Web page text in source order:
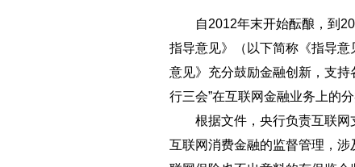
自2012年末开始酝酿，到
指导意见》（以下简称《指导
意见》充分鼓励金融创新，支
行三会”在互联网金融业务上的分
根据文件，央行负责互联网
互联网消费金融的监督管理，